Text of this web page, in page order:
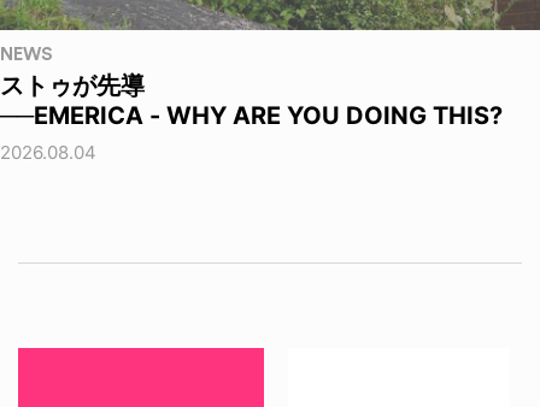
NEWS
ストゥが先導
──EMERICA - WHY ARE YOU DOING THIS?
2026.08.04